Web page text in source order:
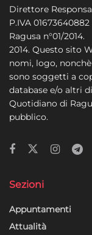
Direttore
P.IVA
Ragusa n°01/2014.
2014. Questo sito
nomi, logo,
sono soggetti a
database e/o altri
Quotidiano di
pubblico.
Sezioni
Appuntamenti
Attualità